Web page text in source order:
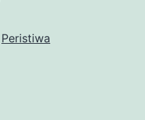
Peristiwa